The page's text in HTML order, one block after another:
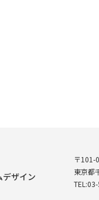
ザイン
〒101-
東京都
TEL: